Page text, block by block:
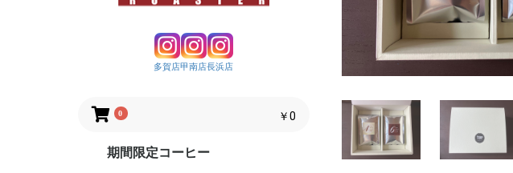
多賀店甲南店長浜店
0 ￥0
期間限定コーヒー